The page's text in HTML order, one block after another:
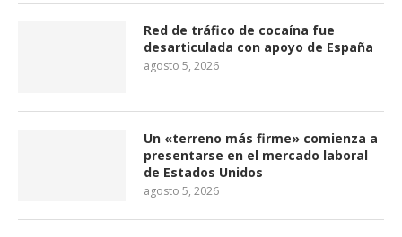
Red de tráfico de cocaína fue
desarticulada con apoyo de España
agosto 5, 2026
Un «terreno más firme» comienza a
presentarse en el mercado laboral
de Estados Unidos
agosto 5, 2026